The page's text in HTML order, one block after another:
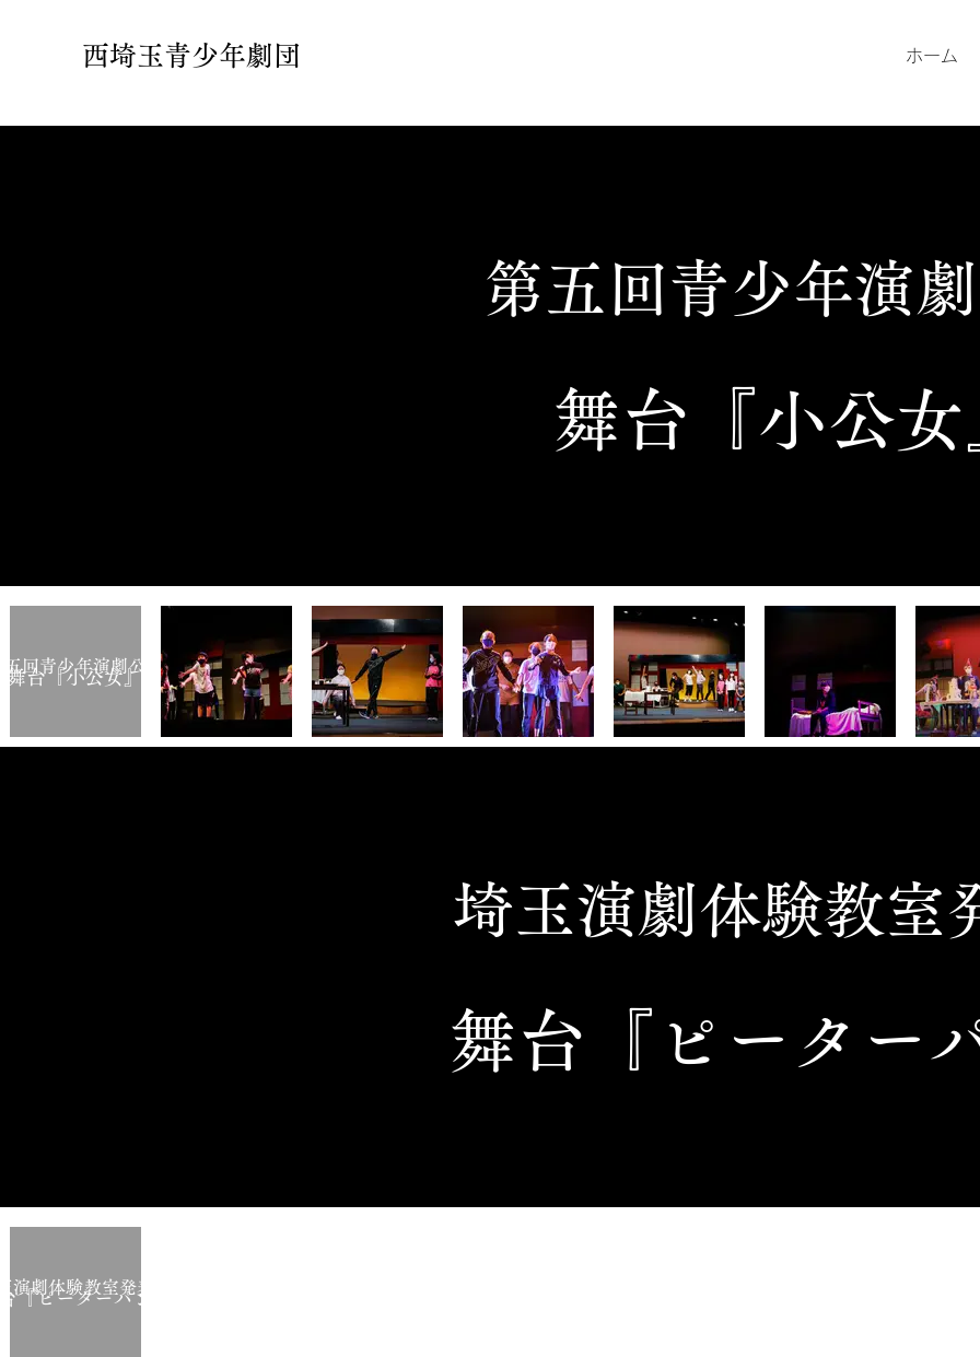
西埼玉青少年劇団 ホーム
第五回青少年演
舞台『小公女
五回青少年演劇公演
​舞台『小公女』
埼玉演劇体験教室
舞台『ピーター
演劇体験教室発表会
『ピーターパン』